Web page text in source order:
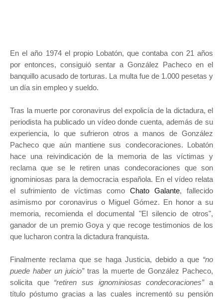
En el año 1974 el propio Lobatón, que contaba con 21 años
por entonces, consiguió sentar a González Pacheco en el
banquillo acusado de torturas. La multa fue de 1.000 pesetas y
un día sin empleo y sueldo.
Tras la muerte por coronavirus del expolicía de la dictadura, el
periodista ha publicado un vídeo donde cuenta, además de su
experiencia, lo que sufrieron otros a manos de González
Pacheco que aún mantiene sus condecoraciones. Lobatón
hace una reivindicación de la memoria de las víctimas y
reclama que se le retiren unas condecoraciones que son
ignominiosas para la democracia española. En el vídeo relata
el sufrimiento de víctimas comoChato Galante, fallecido
asimismo por coronavirus o Miguel Gómez. En honor a su
memoria, recomienda el documental "El silencio de otros",
ganador de un premio Goya y que recoge testimonios de los
que lucharon contra la dictadura franquista.
Finalmente reclama que se haga Justicia, debido a que “no
puede haber un juicio”tras la muerte de González Pacheco,
solicita que“retiren sus ignominiosas condecoraciones”a
título póstumo gracias a las cuales incrementó su pensión